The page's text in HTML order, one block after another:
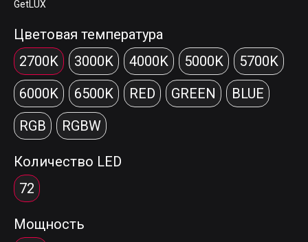
GetLUX
Цветовая температура
2700K
3000K 4000K 5000K
5700K
6000K
6500K RED GREEN
BLUE
RGB
RGBW
Количество LED
72
Мощность